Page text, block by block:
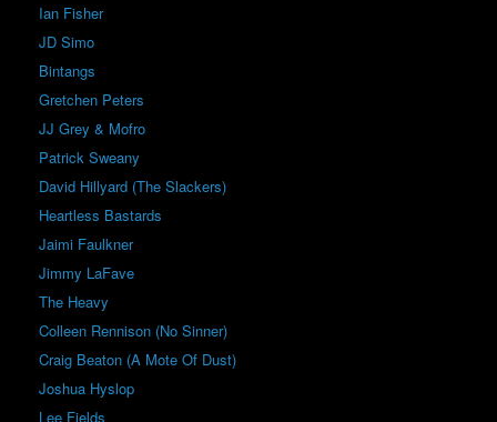
Ian Fisher
JD Simo
Bintangs
Gretchen Peters
JJ Grey & Mofro
Patrick Sweany
David Hillyard (The Slackers)
Heartless Bastards
Jaimi Faulkner
Jimmy LaFave
The Heavy
Colleen Rennison (No Sinner)
Craig Beaton (A Mote Of Dust)
Joshua Hyslop
Lee Fields